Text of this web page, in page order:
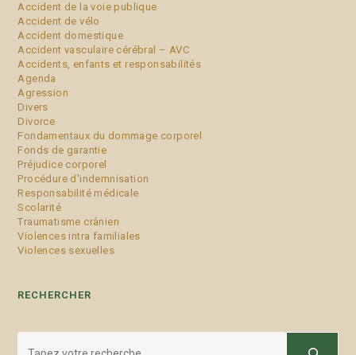
Accident de la voie publique
Accident de vélo
Accident domestique
Accident vasculaire cérébral – AVC
Accidents, enfants et responsabilités
Agenda
Agression
Divers
Divorce
Fondamentaux du dommage corporel
Fonds de garantie
Préjudice corporel
Procédure d'indemnisation
Responsabilité médicale
Scolarité
Traumatisme crânien
Violences intra familiales
Violences sexuelles
RECHERCHER